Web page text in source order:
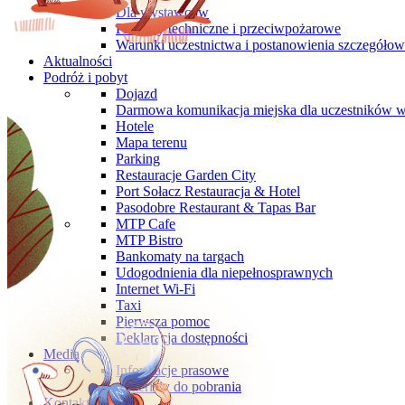
Dla wystawców
Przepisy techniczne i przeciwpożarowe
Warunki uczestnictwa i postanowienia
Aktualności
Podróż i pobyt
Dojazd
Darmowa komunikacja miejska dla uczestników
Hotele
Mapa terenu
Parking
Restauracje Garden City
Port Sołacz Restauracja & Hotel
Pasodobre Restaurant & Tapas Bar
MTP Cafe
MTP Bistro
Bankomaty na targach
Udogodnienia dla niepełnosprawnych
Internet Wi-Fi
Taxi
Pierwsza pomoc
Deklaracja dostępności
Media
Informacje prasowe
Materiały do pobrania